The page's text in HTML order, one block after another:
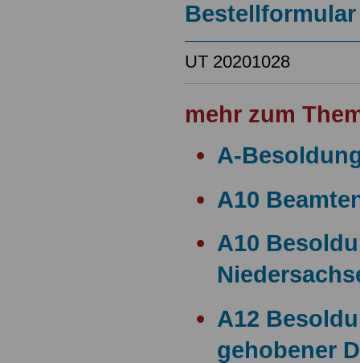
Bestellformular
UT 20201028
mehr zum
A-
A10
A10
A12
gehobener